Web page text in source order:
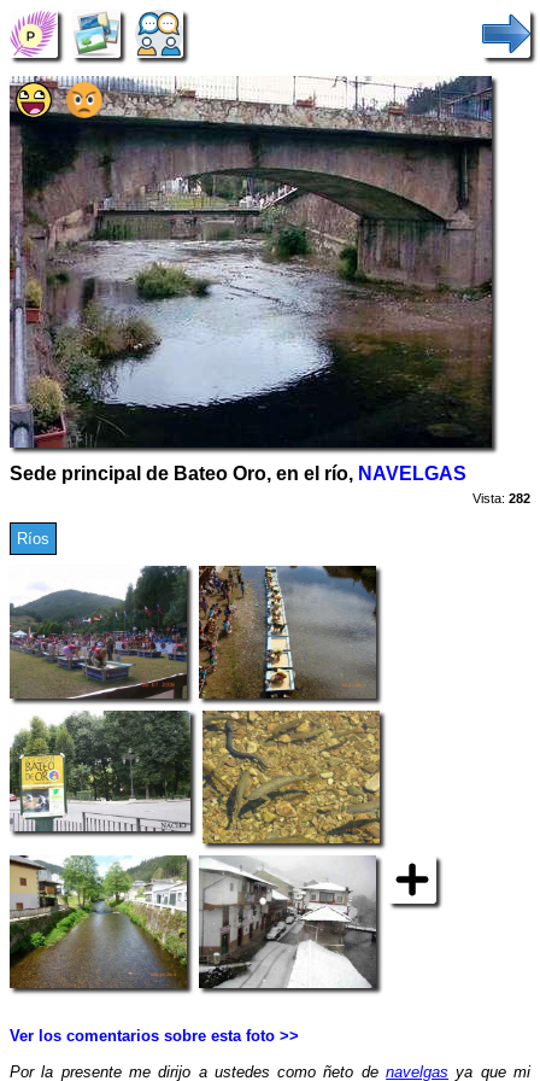
Sede principal de Bateo Oro, en el río, NAVELGAS
Vista: 282
Ríos
Ver los comentarios sobre esta foto >>
Por la presente me dirijo a ustedes como ñeto denavelgas ya que mi